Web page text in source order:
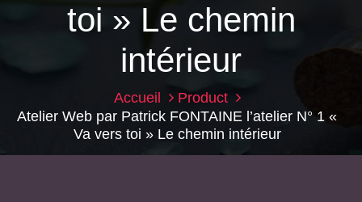
toi » Le chemin
intérieur
Accueil
Product
Atelier Web par Patrick FONTAINE l’atelier N° 1 «
Va vers toi » Le chemin intérieur